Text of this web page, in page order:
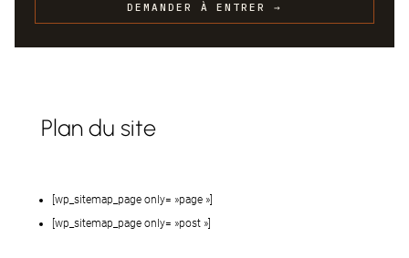
DEMANDER À ENTRER →
Plan du site
[wp_sitemap_page only= »page »]
[wp_sitemap_page only= »post »]